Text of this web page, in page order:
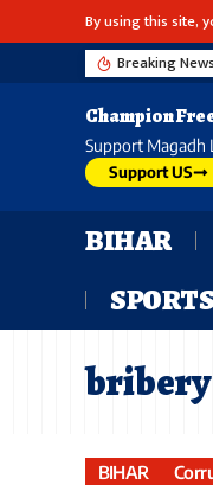
By using this site,
Breaking News
Champion
Support Magadh
Support US
BIHAR
SPORTS
bribery
BIHAR